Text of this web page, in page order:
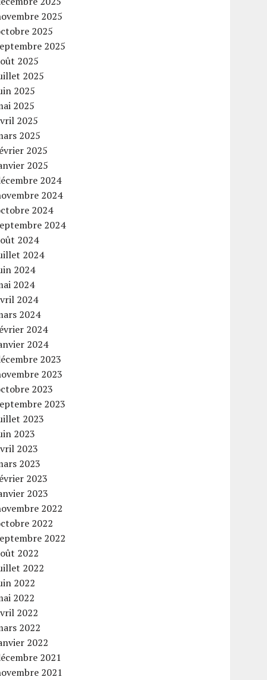
2025
2025
2025
2025
2025
2025
2025
2025
2025
2025
2025
2024
2024
2024
2024
2024
2024
2024
2024
2024
2024
2024
2024
2023
2023
2023
2023
2023
2023
2023
2023
2023
2023
2022
2022
2022
2022
2022
2022
2022
2022
2022
2022
2021
2021